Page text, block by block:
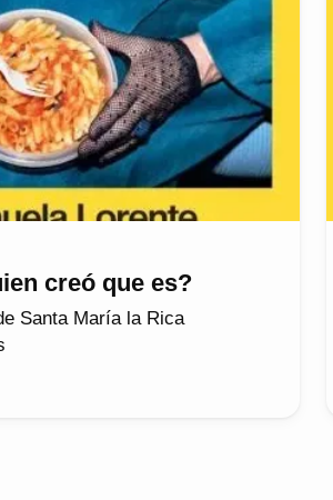
creó que es?
Santa María la Rica